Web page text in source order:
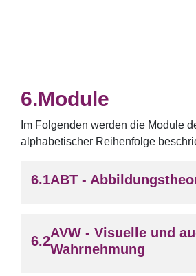
Module
Im Folgenden werden die Module
alphabetischer Reihenfolge
ABT -
AVW - Visuelle und
Wahrnehmung